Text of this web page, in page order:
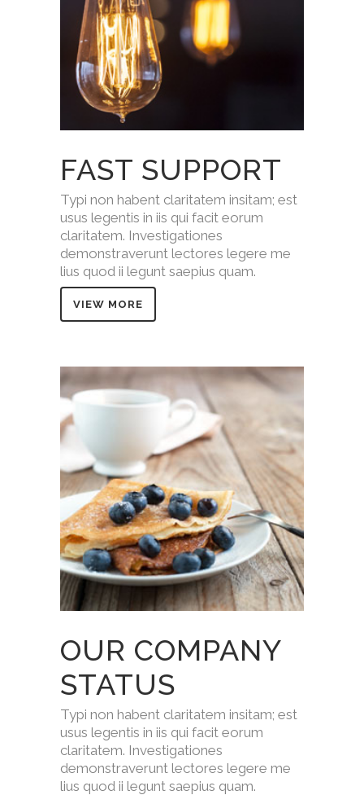
FAST SUPPORT
Typi non habent claritatem insitam; est
usus legentis in iis qui facit eorum
claritatem. Investigationes
demonstraverunt lectores legere me
lius quod ii legunt saepius quam.
VIEW MORE
OUR COMPANY
STATUS
Typi non habent claritatem insitam; est
usus legentis in iis qui facit eorum
claritatem. Investigationes
demonstraverunt lectores legere me
lius quod ii legunt saepius quam.